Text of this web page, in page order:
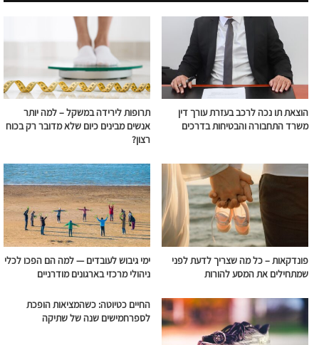
הוצאת תו נכה לרכב בעזרת עורך דין
משרד התחבורה והבטיחות בדרכים
תרופות לירידה במשקל – למה יותר
אנשים מבינים כיום שלא מדובר רק בכוח
רצון?
פונדקאות – כל מה שצריך לדעת לפני
שמתחילים את המסע להורות
ימי גיבוש לעובדים — למה הם הפכו לכלי
ניהולי מרכזי בארגונים מודרניים
החיים כטיוטה: כשהמציאות הופכת
לספרחמישים שנה של שתיקה